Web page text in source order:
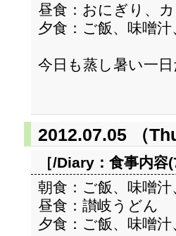
昼食：おにぎり、
夕食：ご飯、味噌
今日も蒸し暑い一日
2012.07.05 （Thu
［/Diary： 食事内容
朝食：ご飯、味噌
昼食：讃岐うどん
夕食：ご飯、味噌